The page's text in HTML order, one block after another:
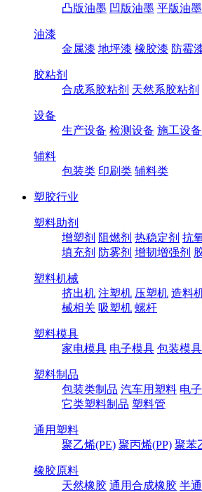
凸版油墨 凹版油墨 平版油墨
油漆
金属漆 地坪漆 橡胶漆 防霉
胶粘剂
合成系胶粘剂 天然系胶粘剂
设备
生产设备 检测设备 施工设备
辅料
包装类 印刷类 辅料类
塑胶行业
塑料助剂
增塑剂 阻燃剂 热稳定剂 抗
填充剂 防雾剂 增韧增强剂
塑料机械
挤出机 注塑机 压塑机 造料
械相关 吸塑机 螺杆
塑料模具
家电模具 电子模具 包装模具
塑料制品
包装类制品 汽车用塑料 电
它类塑料制品 塑料管
通用塑料
聚乙烯(PE) 聚丙烯(PP) 聚苯
橡胶原料
天然橡胶 通用合成橡胶 半